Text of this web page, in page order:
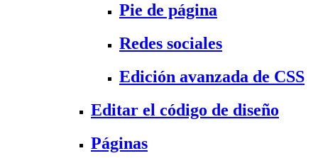
Pie de página
Redes sociales
Edición avanzada de CSS
Editar el código de diseño
Páginas